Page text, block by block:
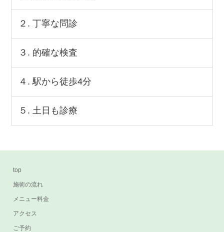
２. 丁寧な問診
３. 的確な検査
４. 駅から徒歩4分
５. 土日も診療
top
施術の流れ
メニュー料金
アクセス
ご予約